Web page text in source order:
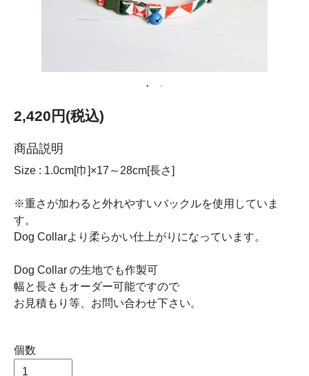
2,420円(税込)
商品説明
Size : 1.0cm[巾]×17～28cm[長さ]
※重さが加わると外れやすいバックルを使用していま
す。
Dog Collarより柔らかい仕上がりになっています。
Dog Collar の生地でも作製可
幅と長さもオーダー可能ですので
お見積もり等、お問い合わせ下さい。
個数